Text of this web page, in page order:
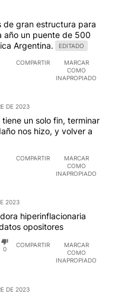
de gran estructura para
año un puente de 500
Argentina.
EDITADO
COMPARTIR
MARCAR
COMO
INAPROPIADO
DE 2023
un solo fin, terminar
nos hizo, y volver a
COMPARTIR
MARCAR
COMO
INAPROPIADO
2023
hiperinflacionaria
opositores
0
COMPARTIR
MARCAR
COMO
INAPROPIADO
DE 2023